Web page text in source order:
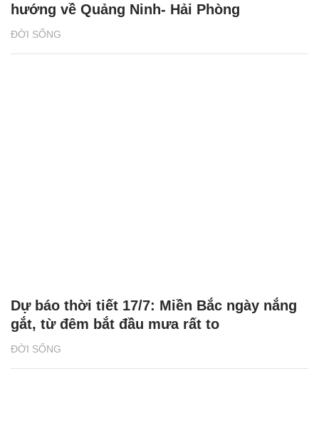
ĐỜI SỐNG
hướng về Quảng Ninh- Hải Phòng
ĐỜI SỐNG
Dự báo thời tiết 17/7: Miền Bắc ngày nắng
gắt, từ đêm bắt đầu mưa rất to